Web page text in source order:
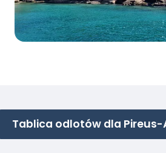
Tablica odlotów dla